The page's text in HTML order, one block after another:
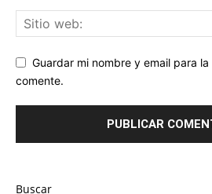
Guardar mi nombre y email para
comente.
Buscar